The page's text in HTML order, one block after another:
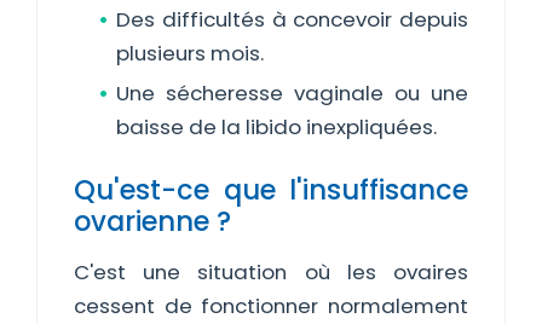
Des difficultés à concevoir depuis
plusieurs mois.
Une sécheresse vaginale ou une
baisse de la libido inexpliquées.
Qu'est-ce que l'insuffisance
ovarienne ?
C'est une situation où les ovaires
cessent de fonctionner normalement